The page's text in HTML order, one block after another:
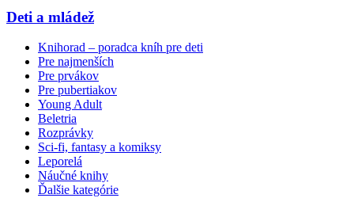
Deti a mládež
Knihorad – poradca kníh pre deti
Pre najmenších
Pre prvákov
Pre pubertiakov
Young Adult
Beletria
Rozprávky
Sci-fi, fantasy a komiksy
Leporelá
Náučné knihy
Ďalšie kategórie